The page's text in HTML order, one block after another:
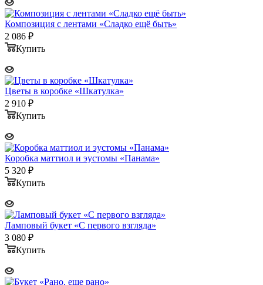
Композиция с лентами «Сладко ещё быть»
2 086 ₽
Купить
Цветы в коробке «Шкатулка»
2 910 ₽
Купить
Коробка маттиол и эустомы «Панама»
5 320 ₽
Купить
Ламповый букет «С первого взгляда»
3 080 ₽
Купить